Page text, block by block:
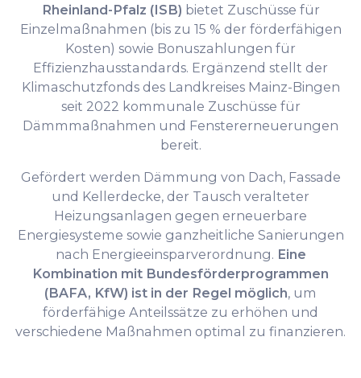
Rheinland-Pfalz (ISB) bietet Zuschüsse für
Einzelmaßnahmen (bis zu 15 % der förderfähigen
Kosten) sowie Bonuszahlungen für
Effizienzhausstandards. Ergänzend stellt der
Klimaschutzfonds des Landkreises Mainz-Bingen
seit 2022 kommunale Zuschüsse für
Dämmmaßnahmen und Fenstererneuerungen
bereit.
Gefördert werden Dämmung von Dach, Fassade
und Kellerdecke, der Tausch veralteter
Heizungsanlagen gegen erneuerbare
Energiesysteme sowie ganzheitliche Sanierungen
nach Energieeinsparverordnung. Eine
Kombination mit Bundesförderprogrammen
(BAFA, KfW) ist in der Regel möglich, um
förderfähige Anteilssätze zu erhöhen und
verschiedene Maßnahmen optimal zu finanzieren.